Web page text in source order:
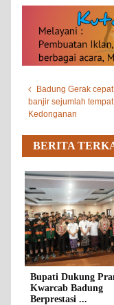
Badung Gerak
banjir sejumlah
Kedonganan
BERITA
Bupati Dukung
Kwarcab Badung
Berprestasi ...